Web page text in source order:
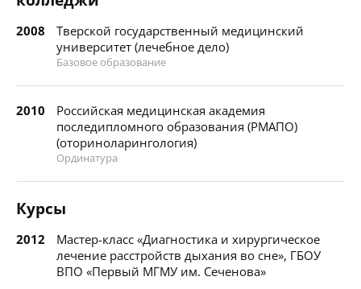
2008
Тверской государственный медицинский
университет (лечебное дело)
Базовое образование
2010
Российская медицинская академия
последипломного образования (РМАПО)
(оториноларингология)
Ординатура
Курсы
2012
Мастер-класс «Диагностика и хирургическое
лечение расстройств дыхания во сне», ГБОУ
ВПО «Первый МГМУ им. Сеченова»